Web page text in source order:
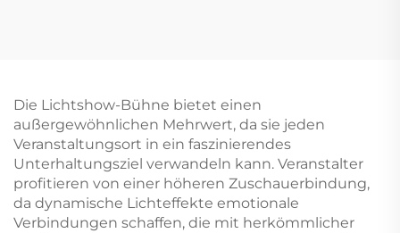
Die Lichtshow-Bühne bietet einen
außergewöhnlichen Mehrwert, da sie jeden
Veranstaltungsort in ein faszinierendes
Unterhaltungsziel verwandeln kann. Veranstalter
profitieren von einer höheren Zuschauerbindung,
da dynamische Lichteffekte emotionale
Verbindungen schaffen, die mit herkömmlicher